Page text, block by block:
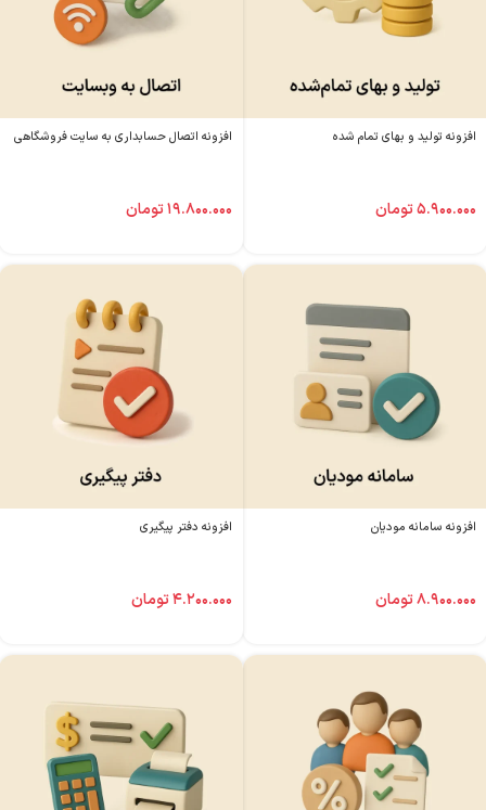
افزونه تولید و بهای تمام شده
۵.۹۰۰.۰۰۰تومان
افزونه اتصال حسابداری به سایت فروشگاهی
۱۹.۸۰۰.۰۰۰تومان
افزونه سامانه مودیان
۸.۹۰۰.۰۰۰تومان
افزونه دفتر پیگیری
۴.۲۰۰.۰۰۰تومان